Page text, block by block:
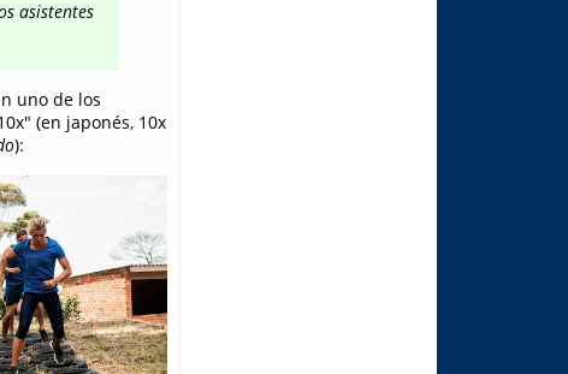
asistentes
uno de los
(en japonés, 10x
):